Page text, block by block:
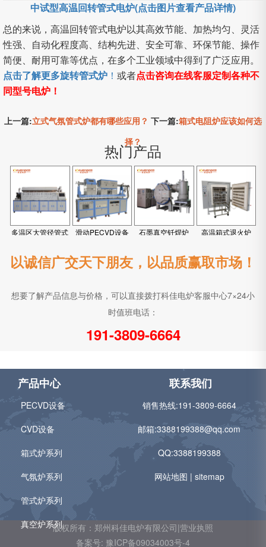
中试型高温回转管式电炉(点击图片查看产品详情)
总的来说，高温回转管式电炉以其高效节能、加热均匀、灵活
性强、自动化程度高、结构先进、安全可靠、环保节能、操作
简便、耐用可靠等优点，在多个工业领域中得到了广泛应用。
点击了解更多旋转管式炉 ！ 或者点击咨询在线客服定制各种不
同型号电炉！
上一篇:立式气氛管式炉都有哪些应用？ 下一篇:箱式电阻炉应该如何选
择？
热门产品
多温区大管径管式
滑动PECVD设备 石墨真空钎焊炉 高温箱式退火炉
以诚信广交天下朋友，以品质赢取市场！
想要了解产品信息与价格，可以直接拨打科佳电炉客服中心7×24小
时值班电话：
191-3809-6664
产品中心
PECVD设备
CVD设备
箱式炉系列
气氛炉系列
管式炉系列
真空炉系列
联系我们
销售热线:191-3809-6664
邮箱:3388199388@qq.com
QQ:3388199388
网站地图 | sitemap
版权所有：郑州科佳电炉有限公司|营业执照
备案号: 豫ICP备09034003号-4